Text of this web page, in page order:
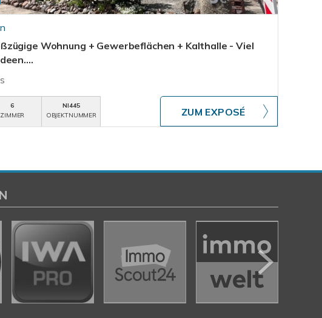
Wohnung + Gewerbeflächen + Kalthalle - Viel
6
ZIMMER
NI445
OBJEKTNUMMER
ZUM EXPOSÉ